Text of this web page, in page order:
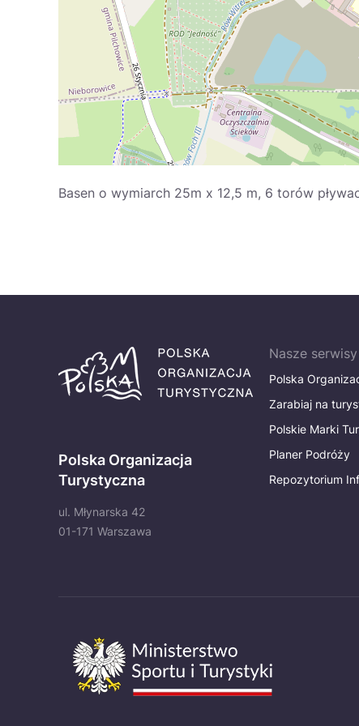
Basen o wymiarch 25m x 12,5 m, 6 torów
Polska Organizacja
Turystyczna
ul. Młynarska 42
01-171 Warszawa
Nasze serwisy
Polska
Zarabiaj na
Polskie Marki
Planer Podróży
Repozytorium